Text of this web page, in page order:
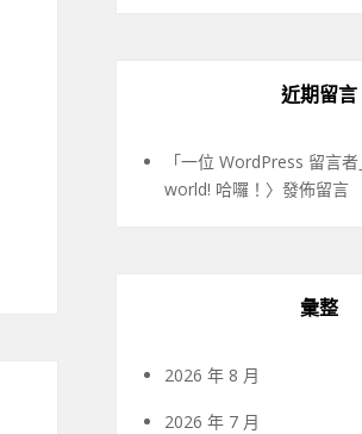
近期留言
「一位 WordPress 留言者
world! 哈囉！ 〉發佈留言
彙整
2026 年 8 月
2026 年 7 月